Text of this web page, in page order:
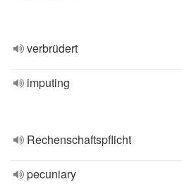
verbrüdert
imputing
Rechenschaftspflicht
pecuniary